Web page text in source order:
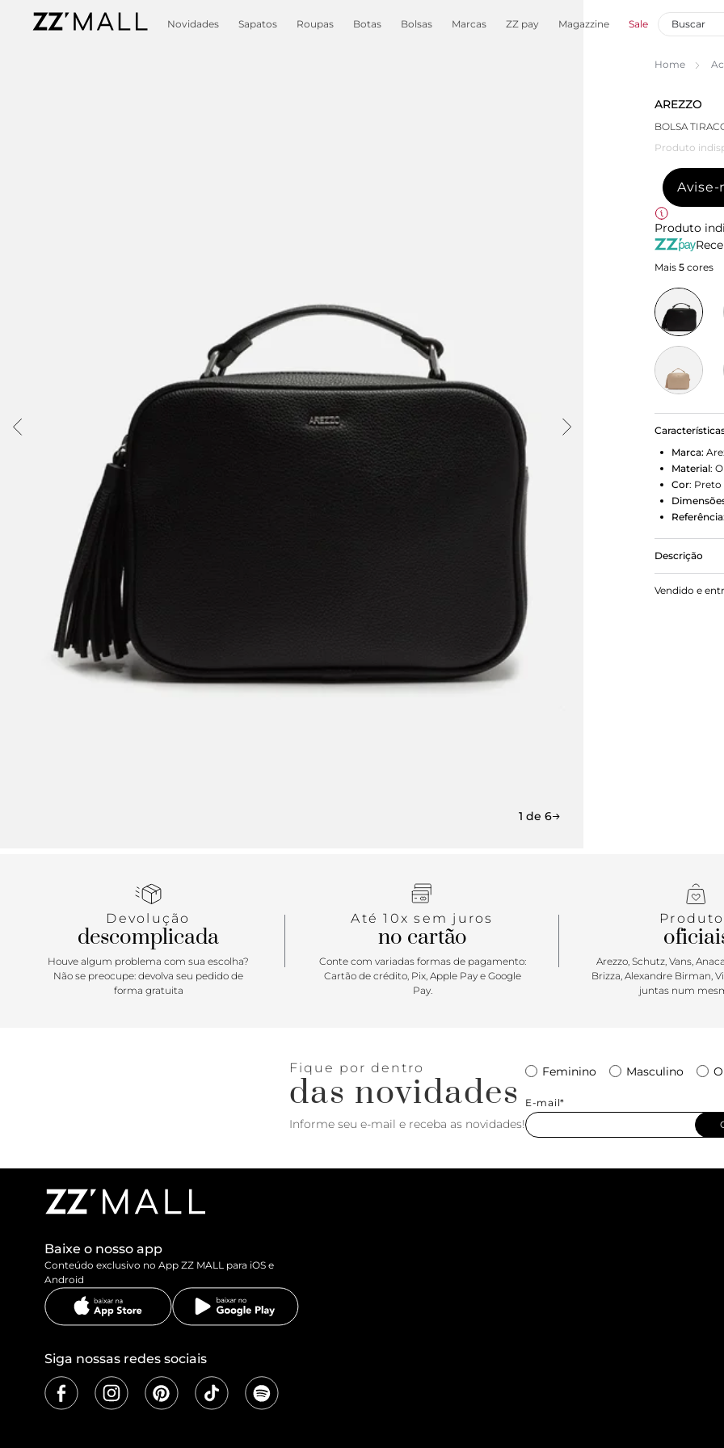
Novidades Sapatos Roupas Botas Bolsas Marcas ZZ pay Magazzine Sale
1 de 6
Home
AREZZO
BOLSA
Produto
Avise-
Produto
Mais 5 cores
Marca:
Material:
Cor: Preto
Referência:
Descrição
Bolsa
e
Vendido e
Devolução
descomplicada
Houve algum problema com sua escolha?
Não se preocupe: devolva seu pedido de
forma gratuita
Até 10x sem juros
no cartão
Conte com variadas formas de pagamento:
Cartão de crédito, Pix, Apple Pay e Google
Pay.
Arezzo, Schutz, Vans,
Brizza, Alexandre Birman,
juntas num
Fique por dentro
das novidades
Informe seu e-mail e receba as novidades!
Feminino Masculino
E-mail*
Baixe o nosso app
Conteúdo exclusivo no App ZZ MALL para iOS e
Android
Siga nossas redes sociais